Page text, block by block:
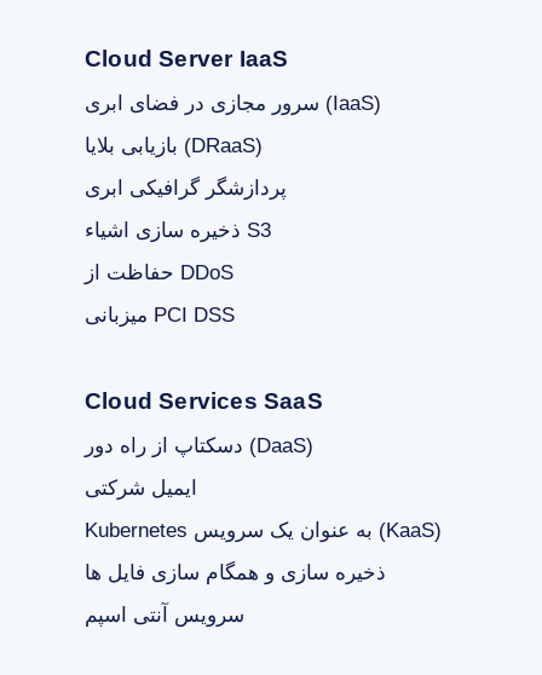
Cloud Server IaaS
سرور مجازی در فضای ابری (IaaS)
بازیابی بلایا (DRaaS)
پردازشگر گرافیکی ابری
ذخیره سازی اشیاء S3
حفاظت از DDoS
میزبانی PCI DSS
Cloud Services SaaS
دسکتاپ از راه دور (DaaS)
ایمیل شرکتی
Kubernetes به عنوان یک سرویس (KaaS)
ذخیره سازی و همگام سازی فایل ها
سرویس آنتی اسپم